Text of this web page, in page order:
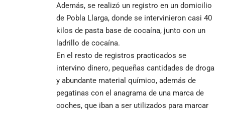
Además, se realizó un registro en un domicilio
de Pobla Llarga, donde se intervinieron casi 40
kilos de pasta base de cocaína, junto con un
ladrillo de cocaína.
En el resto de registros practicados se
intervino dinero, pequeñas cantidades de droga
y abundante material químico, además de
pegatinas con el anagrama de una marca de
coches, que iban a ser utilizados para marcar